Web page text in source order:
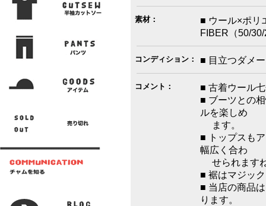
素材：
■ ウール×ポリ
FIBER（50/
コンディション： ■ 目立つダメ
コメント：
■ 古着ウール
■ ブーツとの
ルを楽しめ
ます。
■ トップスも
幅広く合わ
せられます
■ 裾はマジッ
■ 当店の商品
ります。